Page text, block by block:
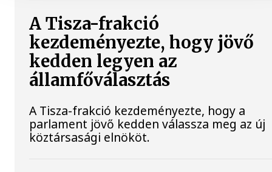
A Tisza-frakció
kezdeményezte, hogy jövő
kedden legyen az
államfőválasztás
A Tisza-frakció kezdeményezte, hogy a
parlament jövő kedden válassza meg az új
köztársasági elnököt.